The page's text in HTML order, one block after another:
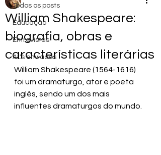
Todos os posts
Educação
Entrevistas
AL's enviados
William Shakespeare:
biografia, obras e
características literárias
William Shakespeare (1564-1616)
foi um dramaturgo, ator e poeta
inglês, sendo um dos mais
influentes dramaturgos do mundo.